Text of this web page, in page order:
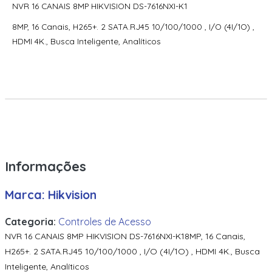
70300Aep0N | Assa Abloy | Placa De Expansão Para
Monitoramento Vertx V300
71000Bep0N01A | Assa Abloy | Controlador Vertx Evo™
R10
900Nmnnekma001 | Assa Abloy | Leitor De Proximidade
R10
900Nnnnek2037P | Assa Abloy | Leitor De Proximidade R10
Se
900Nsnnek20000 | Assa Abloy | Leitor De Proximidade R10
NVR 16 CANAIS 8MP HIKVISION DS-7616NXI-K1
8MP, 16 Canais, H265+. 2 SATA.RJ45 10/100/1000 , I/O (4I/1O) ,
HDMI 4K., Busca Inteligente, Analíticos
Informações
Marca: Hikvision
Categoria: Controles de Acesso
NVR 16 CANAIS 8MP HIKVISION DS-7616NXI-K18MP, 16 Canais,
H265+. 2 SATA.RJ45 10/100/1000 , I/O (4I/1O) , HDMI 4K., Busca
Inteligente, Analíticos